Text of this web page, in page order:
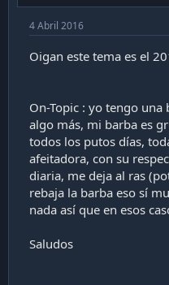
4 Abril 2016
Oigan este tema es el
On-Topic : yo tengo una
algo más, mi barba es
todos los putos días,
afeitadora, con su
diaria, me deja al ras
rebaja la barba eso sí
nada así que en esos
Saludos